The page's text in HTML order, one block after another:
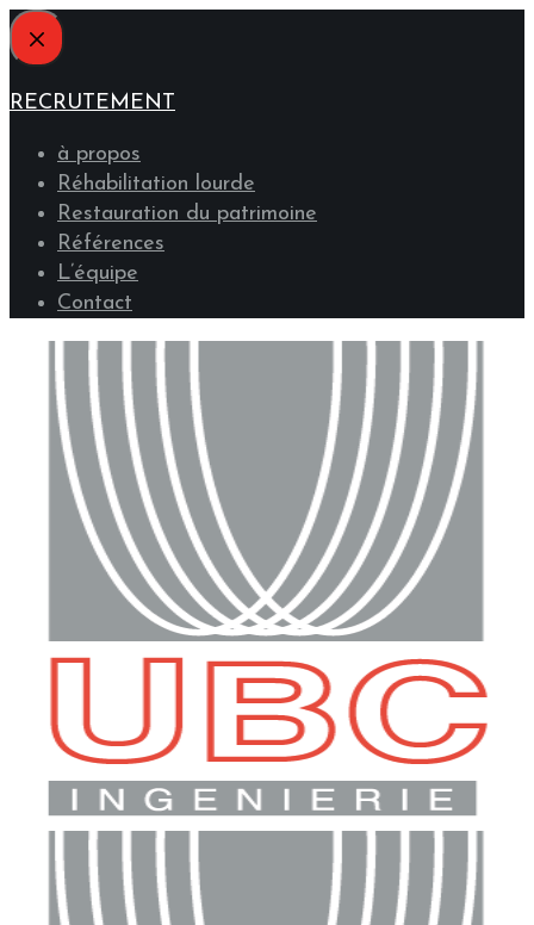
RECRUTEMENT
à propos
Réhabilitation lourde
Restauration du patrimoine
Références
L’équipe
Contact